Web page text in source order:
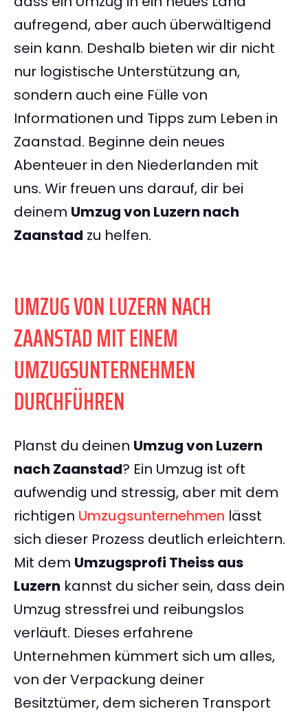
aufregend, aber auch überwältigend
sein kann. Deshalb bieten wir dir nicht
nur logistische Unterstützung an,
sondern auch eine Fülle von
Informationen und Tipps zum Leben in
Zaanstad. Beginne dein neues
Abenteuer in den Niederlanden mit
uns. Wir freuen uns darauf, dir bei
deinem Umzug von Luzern nach
Zaanstad zu helfen.
UMZUG VON LUZERN NACH
ZAANSTAD MIT EINEM
UMZUGSUNTERNEHMEN
DURCHFÜHREN
Planst du deinen Umzug von Luzern
nach Zaanstad? Ein Umzug ist oft
aufwendig und stressig, aber mit dem
richtigen Umzugsunternehmen lässt
sich dieser Prozess deutlich erleichtern.
Mit dem Umzugsprofi Theiss aus
Luzern kannst du sicher sein, dass dein
Umzug stressfrei und reibungslos
verläuft. Dieses erfahrene
Unternehmen kümmert sich um alles,
von der Verpackung deiner
Besitztümer, dem sicheren Transport